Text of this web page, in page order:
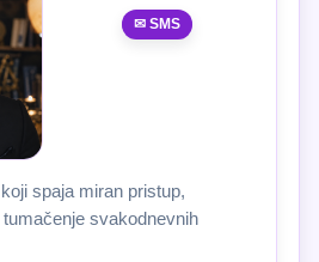
✉ SMS
spaja miran pristup,
svakodnevnih